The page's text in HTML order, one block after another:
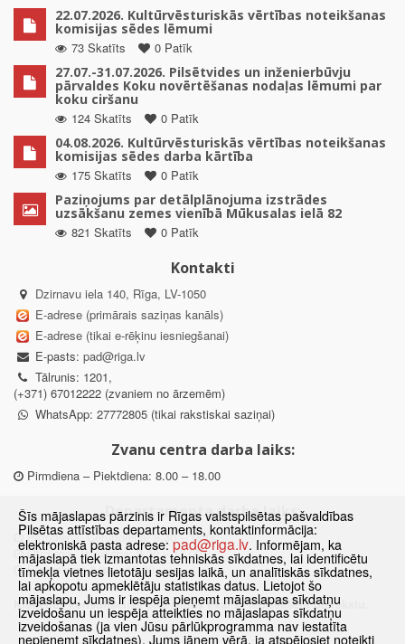
22.07.2026. Kultūrvēsturiskās vērtības noteikšanas
komisijas sēdes lēmumi
73 Skatīts
0 Patīk
27.07.-31.07.2026. Pilsētvides un inženierbūvju
pārvaldes Koku novērtēšanas nodaļas lēmumi par
koku ciršanu
124 Skatīts
0 Patīk
04.08.2026. Kultūrvēsturiskās vērtības noteikšanas
komisijas sēdes darba kārtība
175 Skatīts
0 Patīk
Paziņojums par detālplānojuma izstrādes
uzsākšanu zemes vienībā Mūkusalas ielā 82
821 Skatīts
0 Patīk
Kontakti
Dzirnavu iela 140, Rīga, LV-1050
E-adrese (primārais saziņas kanāls)
E-adrese (tikai e-rēķinu iesniegšanai)
E-pasts: pad@riga.lv
Tālrunis: 1201,
(+371) 67012222 (zvaniem no ārzemēm)
WhatsApp: 27772805 (tikai rakstiskai saziņai)
Zvanu centra darba laiks:
Pirmdiena – Piektdiena: 8.00 – 18.00
Departamenta darba laiks:
Pirmdiena, Ceturtdiena: 8.30 – 18.00
Otrdiena, Trešdiena: 8.30 – 17.00
Piektdiena: 8.30 – 15.00
Klātienes konsultācijas pieejamas tikai ar iepriekšēju pierakstu.
Šīs mājaslapas pārzinis ir Rīgas valstspilsētas pašvaldības
Pilsētas attīstības departaments, kontaktinformācija:
elektroniskā pasta adrese: pad@riga.lv. Informējam, ka
mājaslapā tiek izmantotas tehniskās sīkdatnes, lai identificētu
tīmekļa vietnes lietotāju sesijas laikā, un analītiskās sīkdatnes,
lai apkopotu apmeklētāju statistikas datus. Lietojot šo
mājaslapu, Jums ir iespēja pieņemt mājaslapas sīkdatņu
izveidošanu un iespēja atteikties no mājaslapas sīkdatņu
izveidošanas (ja vien Jūsu pārlūkprogramma nav iestatīta
nepieņemt sīkdatnes). Jums jāņem vērā, ja atspējosiet noteikti